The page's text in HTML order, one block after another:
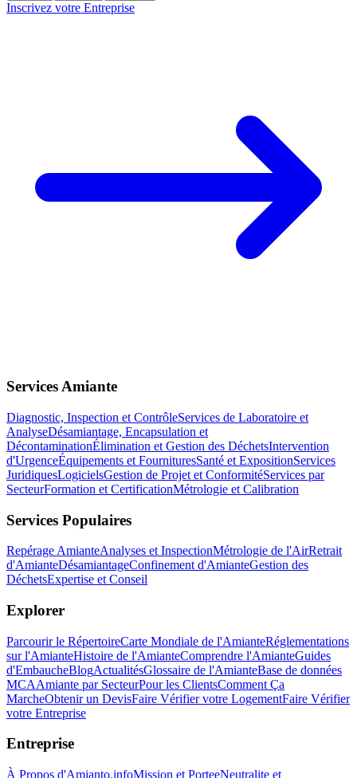
Inscrivez votre Entreprise
Services Amiante
Diagnostic, Inspection et ContrôleServices de Laboratoire et
AnalyseDésamiantage, Encapsulation et
DécontaminationÉlimination et Gestion des DéchetsIntervention
d'UrgenceÉquipements et FournituresSanté et ExpositionServices
JuridiquesLogicielsGestion de Projet et ConformitéServices par
SecteurFormation et CertificationMétrologie et Calibration
Services Populaires
Repérage AmianteAnalyses et InspectionMétrologie de l'AirRetrait
d'AmianteDésamiantageConfinement d'AmianteGestion des
DéchetsExpertise et Conseil
Explorer
Parcourir le RépertoireCarte Mondiale de l'AmianteRéglementations
sur l'AmianteHistoire de l'AmianteComprendre l'AmianteGuides
d'EmbaucheBlogActualitésGlossaire de l'AmianteBase de données
MCAAmiante par SecteurPour les ClientsComment Ça
MarcheObtenir un DevisFaire Vérifier votre LogementFaire Vérifier
votre Entreprise
Entreprise
À Propos d'Amianto.infoMission et PorteeNeutralite et